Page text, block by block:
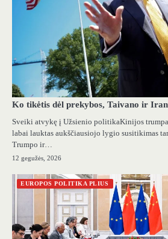
Ko tikėtis dėl prekybos, Taivano ir
Sveiki atvykę į Užsienio politikaKinijos
labai lauktas aukščiausiojo lygio susitikimas
Trumpo ir…
12 gegužės, 2026
EUROPOS POLITIKA PLIUS